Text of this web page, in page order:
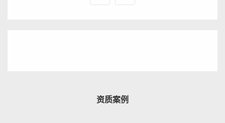
资质案例